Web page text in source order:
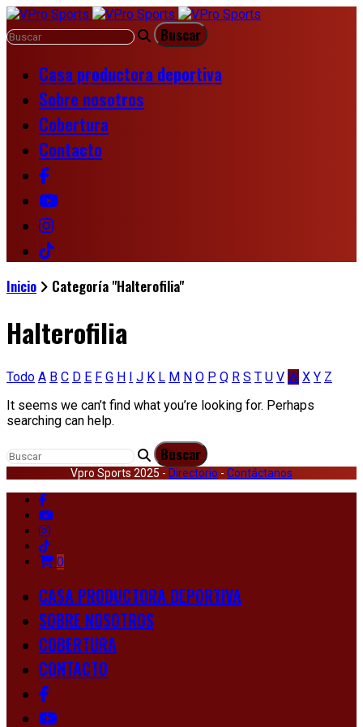
Casa productora deportiva
Sobre nosotros
Cobertura
Contacto
Inicio Categoría "Halterofilia"
Halterofilia
Todo A B C D E F G H I J K L M N O P Q R S T U V W X Y Z
It seems we can’t find what you’re looking for. Perhaps
searching can help.
Vpro Sports 2025 - Directorio - Contáctanos
0
CASA PRODUCTORA DEPORTIVA
SOBRE NOSOTROS
COBERTURA
CONTACTO